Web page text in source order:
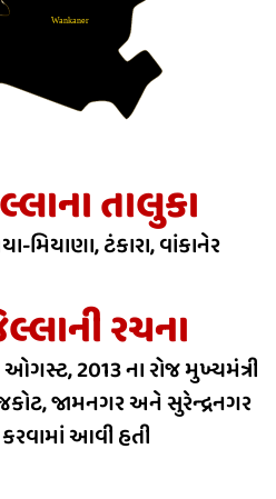
Wankaner
તાલુકા
મિયાણા, ટંકારા, વાંકાનેર
રચના
ઓગસ્ટ, 2013 ના રોજ મુખ્યમંત્રી
જામનગર અને સુરેન્દ્રનગર
આવી હતી